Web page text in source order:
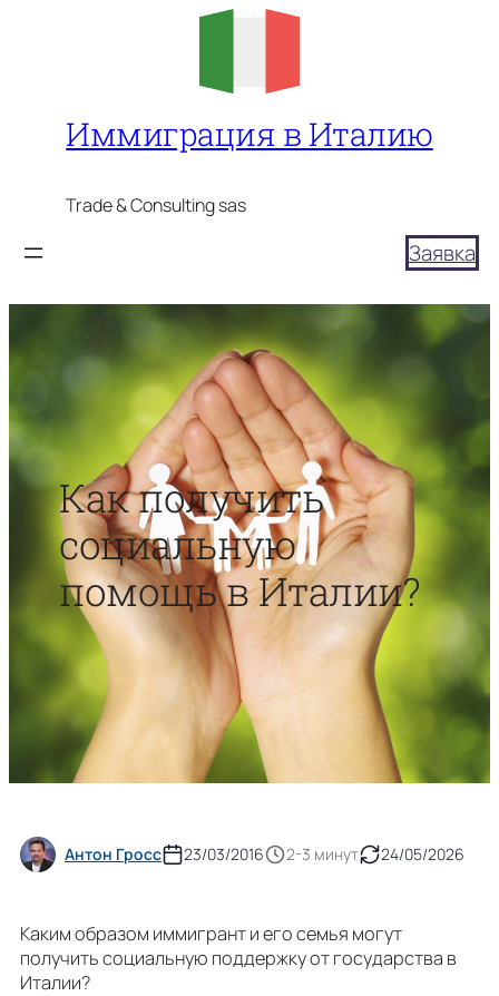
Иммиграция в Италию
Trade & Consulting sas
Заявка
Как получить
социальную
помощь в Италии?
Антон Гросс 23/03/2016 2-3 минут 24/05/2026
Каким образом иммигрант и его семья могут
получить социальную поддержку от государства в
Италии?